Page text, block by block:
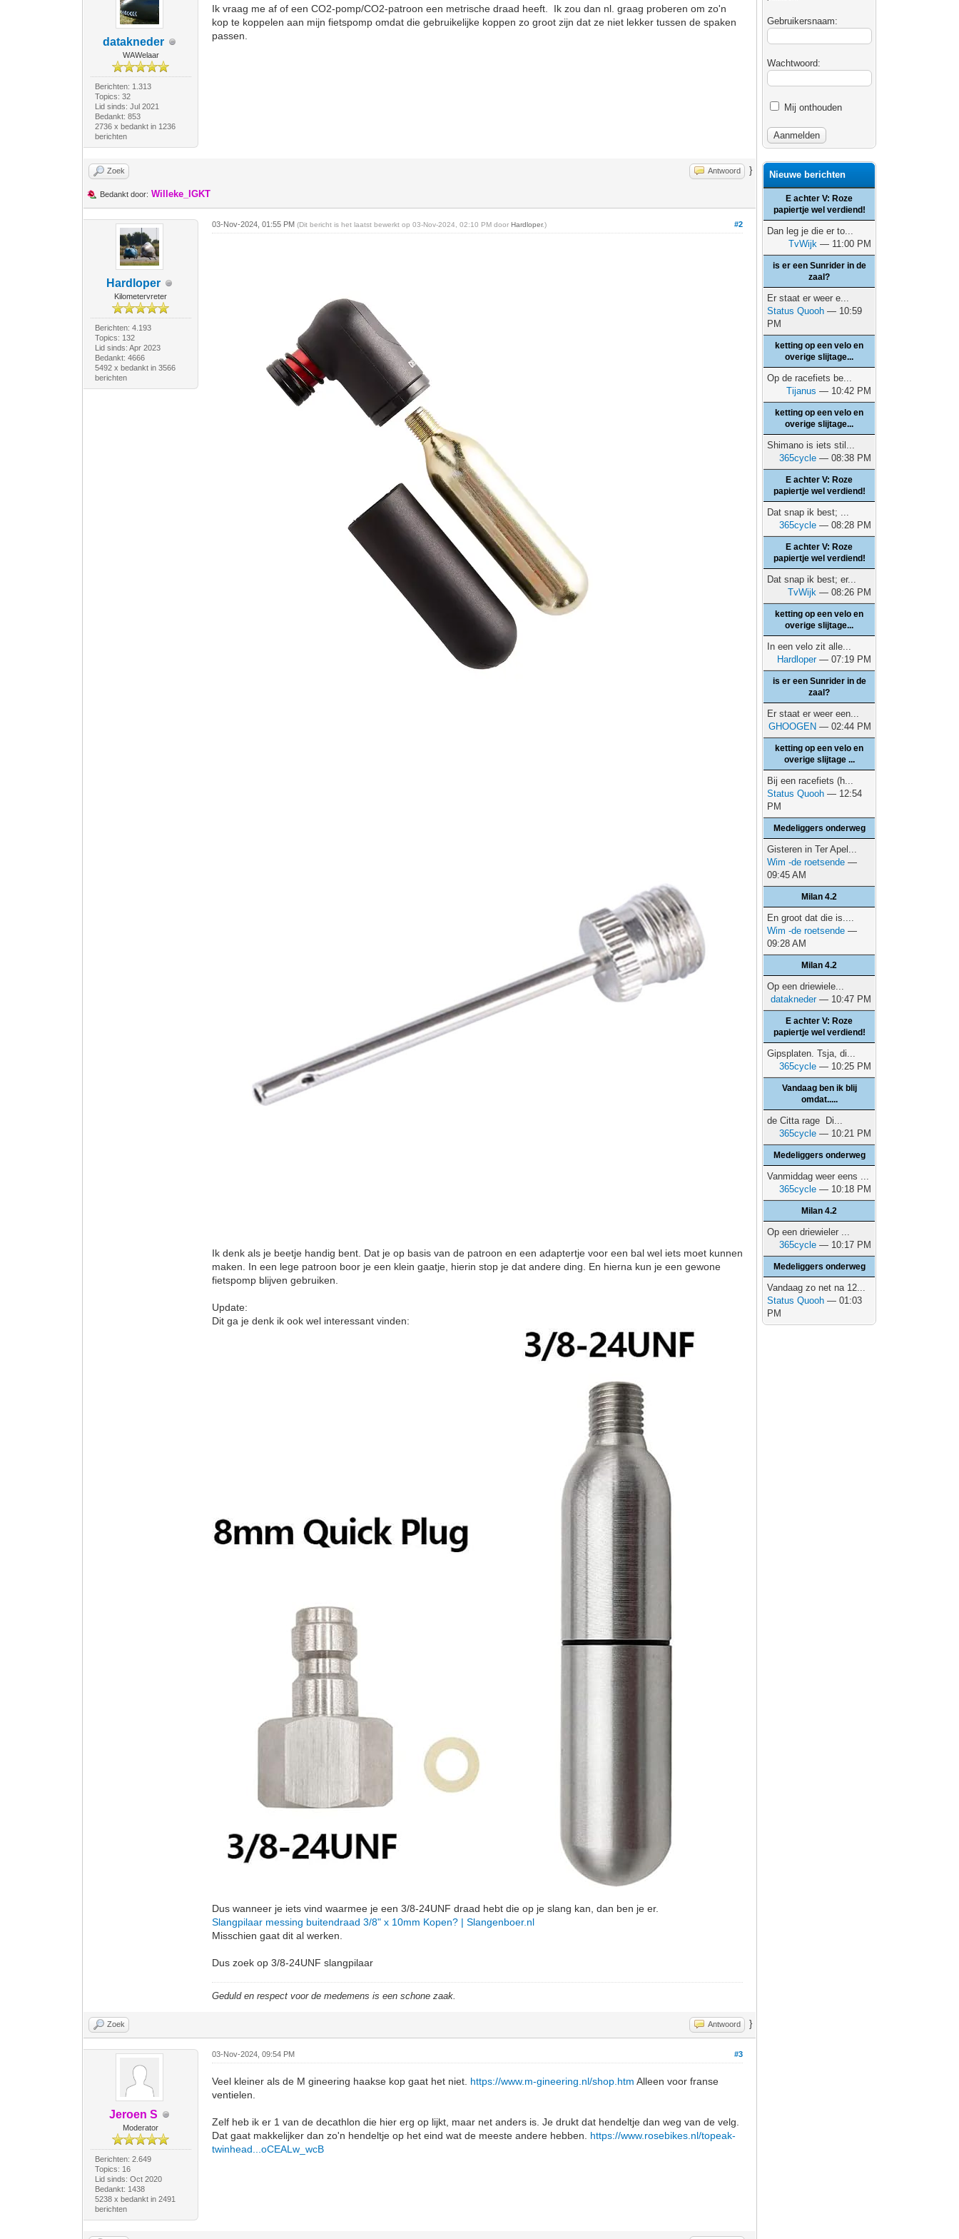
datakneder
WAWelaar
Berichten: 1.313
Topics: 32
Lid sinds: Jul 2021
Bedankt: 853
2736 x bedankt in 1236
berichten
Ik vraag me af of een CO2-pomp/CO2-patroon een metrische draad heeft. Ik zou dan nl. graag proberen om zo'n
kop te koppelen aan mijn fietspomp omdat die gebruikelijke koppen zo groot zijn dat ze niet lekker tussen de spaken
passen.
Zoek Antwoord }
Bedankt door: Willeke_IGKT
Hardloper
Kilometervreter
Berichten: 4.193
Topics: 132
Lid sinds: Apr 2023
Bedankt: 4666
5492 x bedankt in 3566
berichten
#2
03-Nov-2024, 01:55 PM(Dit bericht is het laatst bewerkt op 03-Nov-2024, 02:10 PM doorHardloper.)
Ik denk als je beetje handig bent. Dat je op basis van de patroon en een adaptertje voor een bal wel iets moet kunnen
maken. In een lege patroon boor je een klein gaatje, hierin stop je dat andere ding. En hierna kun je een gewone
fietspomp blijven gebruiken.
Update:
Dit ga je denk ik ook wel interessant vinden:
Dus wanneer je iets vind waarmee je een 3/8-24UNF draad hebt die op je slang kan, dan ben je er.
Slangpilaar messing buitendraad 3/8" x 10mm Kopen? | Slangenboer.nl
Misschien gaat dit al werken.
Dus zoek op 3/8-24UNF slangpilaar
Geduld en respect voor de medemens is een schone zaak.
Zoek Antwoord }
Jeroen S
Moderator
Berichten: 2.649
Topics: 16
Lid sinds: Oct 2020
Bedankt: 1438
5238 x bedankt in 2491
berichten
#3
03-Nov-2024, 09:54 PM
Veel kleiner als de M gineering haakse kop gaat het niet. https://www.m-gineering.nl/shop.htm Alleen voor franse
ventielen.
Zelf heb ik er 1 van de decathlon die hier erg op lijkt, maar net anders is. Je drukt dat hendeltje dan weg van de velg.
Dat gaat makkelijker dan zo'n hendeltje op het eind wat de meeste andere hebben. https://www.rosebikes.nl/topeak-
twinhead...oCEALw_wcB
Gebruikersnaam:
Wachtwoord:
Mij onthouden
Nieuwe berichten
E achter V: Roze
papiertje wel verdiend!
Dan leg je die er to...
TvWijk — 11:00 PM
is er een Sunrider in de
zaal?
Er staat er weer e...
Status Quooh — 10:59
PM
ketting op een velo en
overige slijtage...
Op de racefiets be...
Tijanus — 10:42 PM
ketting op een velo en
overige slijtage...
Shimano is iets stil...
365cycle — 08:38 PM
E achter V: Roze
papiertje wel verdiend!
Dat snap ik best; ...
365cycle — 08:28 PM
E achter V: Roze
papiertje wel verdiend!
Dat snap ik best; er...
TvWijk — 08:26 PM
ketting op een velo en
overige slijtage...
In een velo zit alle...
Hardloper— 07:19 PM
is er een Sunrider in de
zaal?
Er staat er weer een...
GHOOGEN — 02:44 PM
ketting op een velo en
overige slijtage ...
Bij een racefiets (h...
Status Quooh — 12:54
PM
Medeliggers onderweg
Gisteren in Ter Apel...
Wim -de roetsende —
09:45 AM
Milan 4.2
En groot dat die is....
Wim -de roetsende —
09:28 AM
Milan 4.2
Op een driewiele...
datakneder— 10:47 PM
E achter V: Roze
papiertje wel verdiend!
Gipsplaten. Tsja, di...
365cycle — 10:25 PM
Vandaag ben ik blij
omdat.....
de Citta rage Di...
365cycle — 10:21 PM
Medeliggers onderweg
Vanmiddag weer eens ...
365cycle — 10:18 PM
Milan 4.2
Op een driewieler ...
365cycle — 10:17 PM
Medeliggers onderweg
Vandaag zo net na 12...
Status Quooh — 01:03
PM